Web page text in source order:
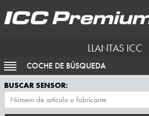
LLANTAS ICC
ACTIVAR NAVEGACIÓN
COCHE DE BÚSQUEDA
BUSCAR SENSOR: